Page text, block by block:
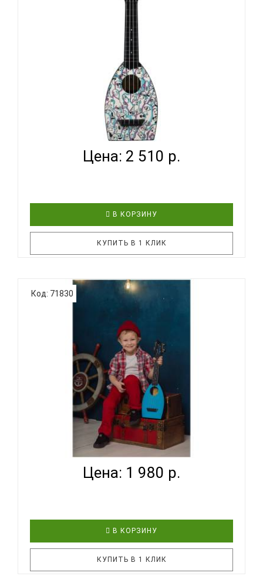
традиции знаменитых ученических укулеле
Дж.Чалмерса Доана, канадского укулеле-
педагога. Необычная форма корпуса, уникальная
го..
BUMBLEBEE HIVE SOPRANO DOODLE - УКУЛЕЛЕ
СОПРАНО ~ ...
Цена: 2 510 р.
В КОРЗИНУ
КУПИТЬ В 1 КЛИК
BUMBLEBEE Hive Soprano Doodle - надёжный,
практичный, удобный и, главное, доступный по
предоставлен одним из участников узвестного
укулеле сообщества. Эта укулеле продолжает
традиции знаменитых ученическ..
Код: 71830
BUMBLEBEE HIVE SOPRANO LB - УКУЛЕЛЕ СОПРАНО
~ СЕРИ...
Цена: 1 980 р.
В КОРЗИНУ
КУПИТЬ В 1 КЛИК